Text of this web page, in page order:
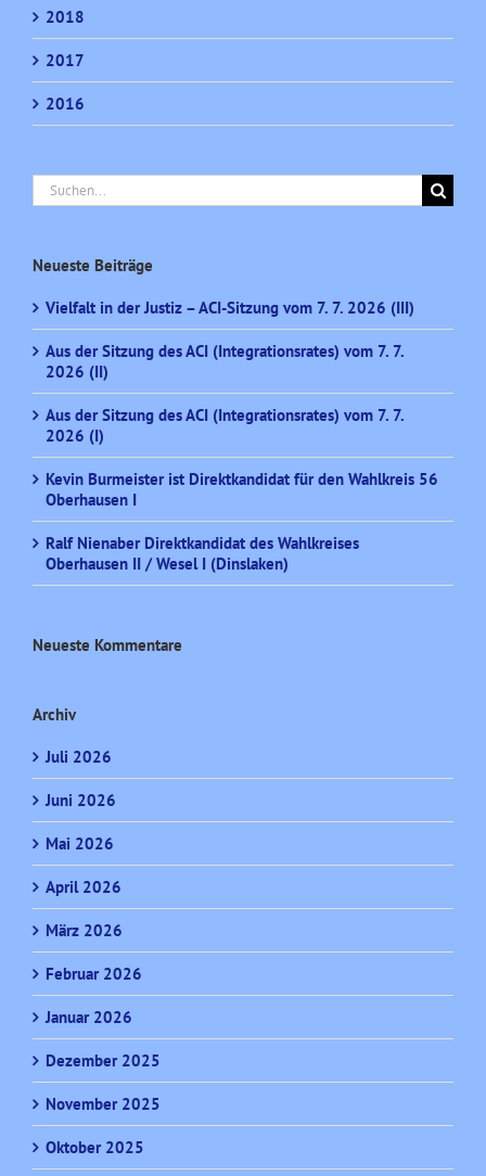
2018
2017
2016
Suche
nach:
Neueste Beiträge
Vielfalt in der Justiz – ACI-Sitzung vom 7. 7. 2026 (III)
Aus der Sitzung des ACI (Integrationsrates) vom 7. 7.
2026 (II)
Aus der Sitzung des ACI (Integrationsrates) vom 7. 7.
2026 (I)
Kevin Burmeister ist Direktkandidat für den Wahlkreis 56
Oberhausen I
Ralf Nienaber Direktkandidat des Wahlkreises
Oberhausen II / Wesel I (Dinslaken)
Neueste Kommentare
Archiv
Juli 2026
Juni 2026
Mai 2026
April 2026
März 2026
Februar 2026
Januar 2026
Dezember 2025
November 2025
Oktober 2025